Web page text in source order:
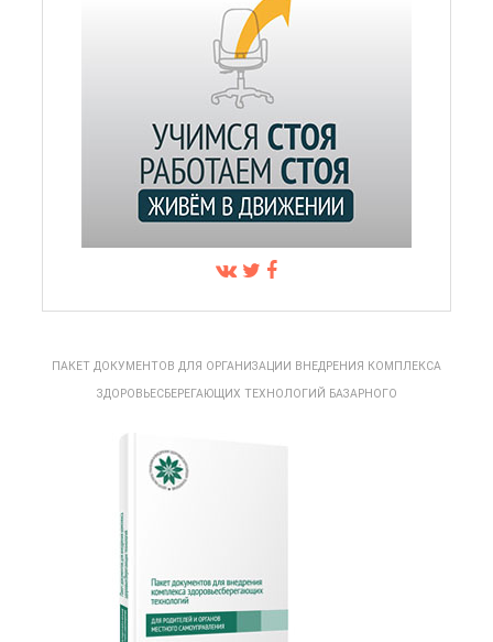
ПАКЕТ ДОКУМЕНТОВ ДЛЯ ОРГАНИЗАЦИИ ВНЕДРЕНИЯ КОМПЛЕКСА
ЗДОРОВЬЕСБЕРЕГАЮЩИХ ТЕХНОЛОГИЙ БАЗАРНОГО